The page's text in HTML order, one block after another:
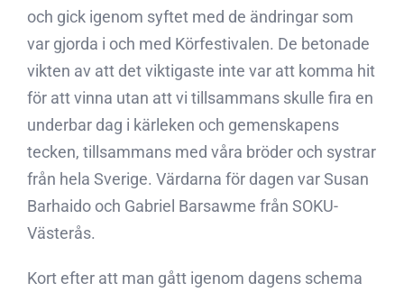
och gick igenom syftet med de ändringar som
var gjorda i och med Körfestivalen. De betonade
vikten av att det viktigaste inte var att komma hit
för att vinna utan att vi tillsammans skulle fira en
underbar dag i kärleken och gemenskapens
tecken, tillsammans med våra bröder och systrar
från hela Sverige. Värdarna för dagen var Susan
Barhaido och Gabriel Barsawme från SOKU-
Västerås.
Kort efter att man gått igenom dagens schema